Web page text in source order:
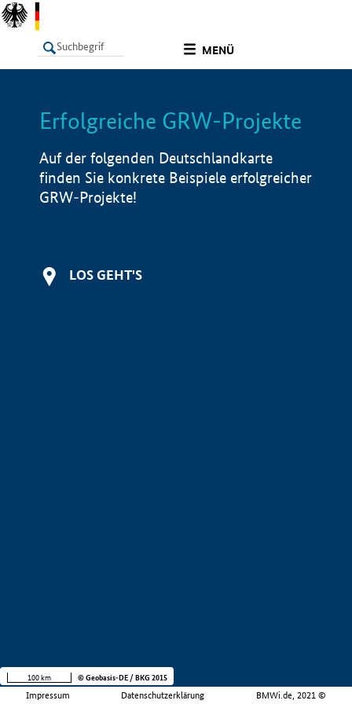
MENÜ
LISTE Info
Erfolgreiche GRW-Projekte
Auf der folgenden Deutschlandkarte
finden Sie konkrete Beispiele erfolgreicher
GRW-Projekte!
LOS GEHT'S
Impressum Datenschutzerklärung BMWi.de, 2021 ©
100 km © Geobasis-DE / BKG 2015